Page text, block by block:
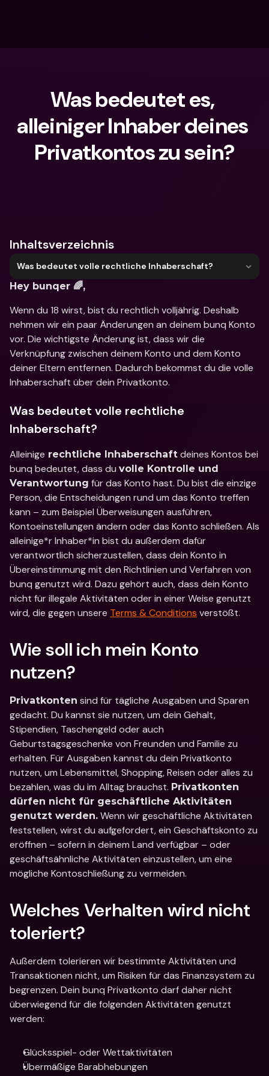
Was bedeutet es,
alleiniger Inhaber deines
Privatkontos zu sein?
Inhaltsverzeichnis
Was bedeutet volle rechtliche Inhaberschaft?
Hey bunqer 🌈,
Wenn du 18 wirst, bist du rechtlich volljährig. Deshalb
nehmen wir ein paar Änderungen an deinem bunq Konto
vor. Die wichtigste Änderung ist, dass wir die
Verknüpfung zwischen deinem Konto und dem Konto
deiner Eltern entfernen. Dadurch bekommst du die volle
Inhaberschaft über dein Privatkonto.
Was bedeutet volle rechtliche
Inhaberschaft?
Alleinige rechtliche Inhaberschaft deines Kontos bei
bunq bedeutet, dass du volle Kontrolle und
Verantwortung für das Konto hast. Du bist die einzige
Person, die Entscheidungen rund um das Konto treffen
kann – zum Beispiel Überweisungen ausführen,
Kontoeinstellungen ändern oder das Konto schließen. Als
alleinige*r Inhaber*in bist du außerdem dafür
verantwortlich sicherzustellen, dass dein Konto in
Übereinstimmung mit den Richtlinien und Verfahren von
bunq genutzt wird. Dazu gehört auch, dass dein Konto
nicht für illegale Aktivitäten oder in einer Weise genutzt
wird, die gegen unsere Terms & Conditions verstößt.
Wie soll ich mein Konto
nutzen?
Privatkonten sind für tägliche Ausgaben und Sparen
gedacht. Du kannst sie nutzen, um dein Gehalt,
Stipendien, Taschengeld oder auch
Geburtstagsgeschenke von Freunden und Familie zu
erhalten. Für Ausgaben kannst du dein Privatkonto
nutzen, um Lebensmittel, Shopping, Reisen oder alles zu
bezahlen, was du im Alltag brauchst. Privatkonten
dürfen nicht für geschäftliche Aktivitäten
genutzt werden. Wenn wir geschäftliche Aktivitäten
feststellen, wirst du aufgefordert, ein Geschäftskonto zu
eröffnen – sofern in deinem Land verfügbar – oder
geschäftsähnliche Aktivitäten einzustellen, um eine
mögliche Kontoschließung zu vermeiden.
Welches Verhalten wird nicht
toleriert?
Außerdem tolerieren wir bestimmte Aktivitäten und
Transaktionen nicht, um Risiken für das Finanzsystem zu
begrenzen. Dein bunq Privatkonto darf daher nicht
überwiegend für die folgenden Aktivitäten genutzt
werden:
Glücksspiel- oder Wettaktivitäten
Übermäßige Barabhebungen